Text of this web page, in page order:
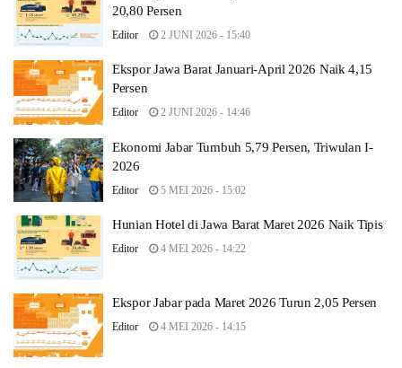
20,80 Persen
Editor 2 JUNI 2026 - 15:40
Ekspor Jawa Barat Januari-April 2026 Naik 4,15
Persen
Editor 2 JUNI 2026 - 14:46
Ekonomi Jabar Tumbuh 5,79 Persen, Triwulan I-
2026
Editor 5 MEI 2026 - 15:02
Hunian Hotel di Jawa Barat Maret 2026 Naik Tipis
Editor 4 MEI 2026 - 14:22
Ekspor Jabar pada Maret 2026 Turun 2,05 Persen
Editor 4 MEI 2026 - 14:15